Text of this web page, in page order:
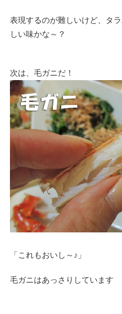
表現するのが難しいけど、タ
しい味かな～？
次は、毛ガニだ！
「これもおいし～♪」
毛ガニはあっさりしています